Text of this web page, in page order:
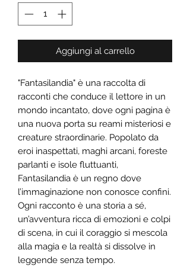
Aggiungi al carrello
"Fantasilandia" è una raccolta di
racconti che conduce il lettore in un
mondo incantato, dove ogni pagina è
una nuova porta su reami misteriosi e
creature straordinarie. Popolato da
eroi inaspettati, maghi arcani, foreste
parlanti e isole fluttuanti,
Fantasilandia è un regno dove
l’immaginazione non conosce confini.
Ogni racconto è una storia a sé,
un’avventura ricca di emozioni e colpi
di scena, in cui il coraggio si mescola
alla magia e la realtà si dissolve in
leggende senza tempo.